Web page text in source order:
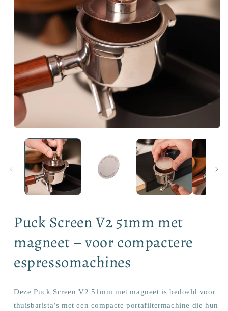
openen
modaal
Puck Screen V2 51mm met
magneet – voor compactere
espressomachines
Deze Puck Screen V2 51mm met magneet is bedoeld voor
thuisbarista’s met een compacte portafiltermachine die hun